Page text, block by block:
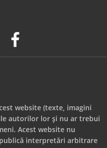
website (texte, imagini
autorilor lor și nu ar trebui
Acest website nu
interpretări arbitrare